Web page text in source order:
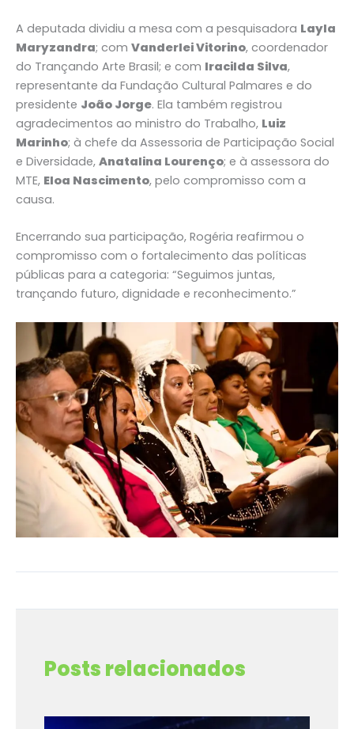
A deputada dividiu a mesa com a pesquisadora Layla
Maryzandra; com Vanderlei Vitorino, coordenador
do Trançando Arte Brasil; e com Iracilda Silva,
representante da Fundação Cultural Palmares e do
presidente João Jorge. Ela também registrou
agradecimentos ao ministro do Trabalho, Luiz
Marinho; à chefe da Assessoria de Participação Social
e Diversidade, Anatalina Lourenço; e à assessora do
MTE, Eloa Nascimento, pelo compromisso com a
causa.
Encerrando sua participação, Rogéria reafirmou o
compromisso com o fortalecimento das políticas
públicas para a categoria: “Seguimos juntas,
trançando futuro, dignidade e reconhecimento.”
Posts relacionados